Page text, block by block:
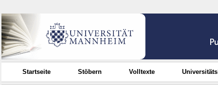
Startseite Stöbern Volltexte